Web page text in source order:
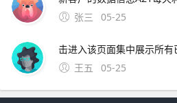
张三
05-25
王五
05-25